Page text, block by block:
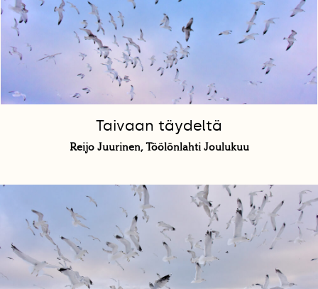
Taivaan täydeltä
Reijo Juurinen, Töölönlahti Joulukuu